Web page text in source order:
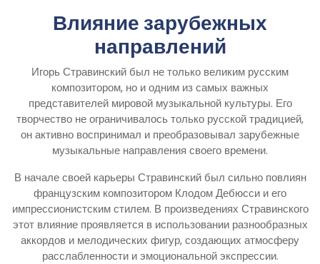
Влияние зарубежных
направлений
Игорь Стравинский был не только великим русским
композитором, но и одним из самых важных
представителей мировой музыкальной культуры. Его
творчество не ограничивалось только русской традицией,
он активно воспринимал и преобразовывал зарубежные
музыкальные направления своего времени.
В начале своей карьеры Стравинский был сильно повлиян
французским композитором Клодом Дебюсси и его
импрессионистским стилем. В произведениях Стравинского
этот влияние проявляется в использовании разнообразных
аккордов и мелодических фигур, создающих атмосферу
расслабленности и эмоциональной экспрессии.